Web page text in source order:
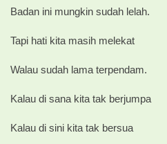
Badan ini mungkin sudah lelah.
Tapi hati kita masih melekat
Walau sudah lama terpendam.
Kalau di sana kita tak berjumpa
Kalau di sini kita tak bersua